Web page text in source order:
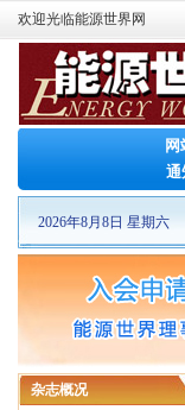
欢迎光临能源世界网
网
通
2026年8月8日 星期六
杂志概况